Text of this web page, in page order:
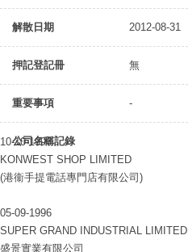
解散日期 2012-08-31
押記登記冊 無
重要事項 -
公司名稱記錄
10-10-1996
KONWEST SHOP LIMITED
(港衞手提電話專門店有限公司)
05-09-1996
SUPER GRAND INDUSTRIAL LIMITED
盛景實業有限公司